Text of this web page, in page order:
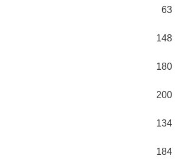
63
148
180
200
134
184